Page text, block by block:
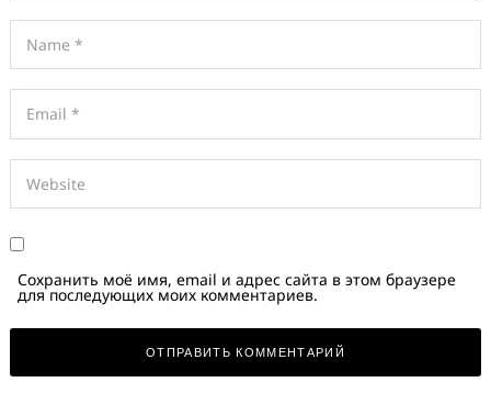
Сохранить моё имя, email и адрес сайта в этом браузере
для последующих моих комментариев.